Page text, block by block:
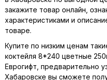
закажите товар онлайн,
характеристиками и
товаре.
Купите по низким ценам
коктейля 8*240 цветные
Еврогифт, предварительно
Хабаровске вы сможете